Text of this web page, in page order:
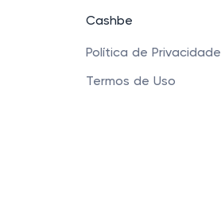
Cashbe
Política de Privacidade
Termos de Uso